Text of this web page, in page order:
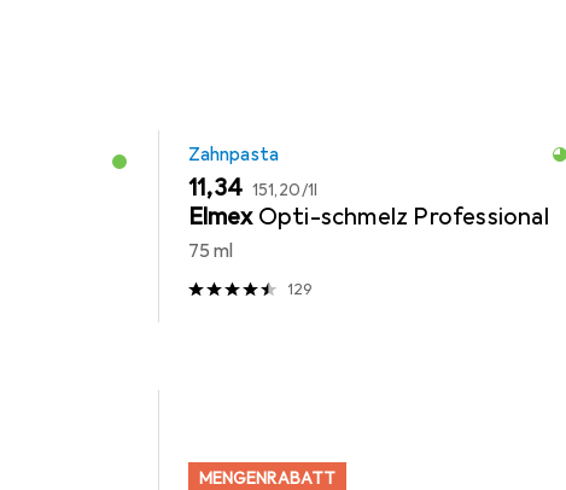
Zahnpasta
EUR
11,34 EUR
151,20/1l
Elmex Opti-schmelz Professional
75 ml
129
MENGENRABATT